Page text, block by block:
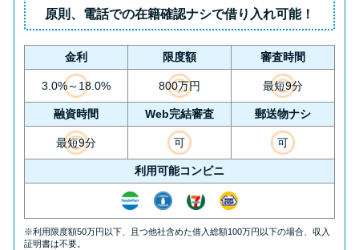
原則、 電話での在籍確認ナシで借り入れ可能！
金利 限度額 審査時間
3.0%～18.0% 800万円 最短9分
融資時間 Web完結審査 郵送物ナシ
最短9分 可 可
利用可能コンビニ
※利用限度額50万円以下、且つ他社含めた借入総額100万円以下の場合、収入
証明書は不要。